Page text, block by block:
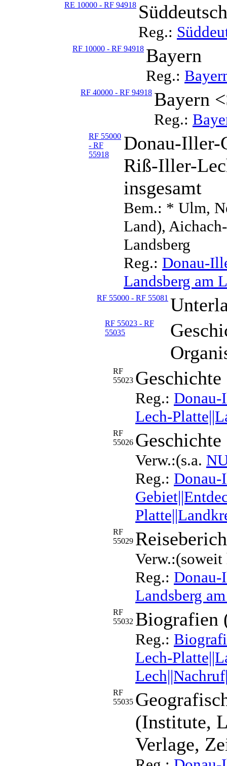
RE 10000 - RF 94918
Reg.:
RF 10000 - RF 94918 Bayern
Reg.:
RF 40000 - RF 94918 Bayern
Reg.:
RF 55000
- RF
55918
Donau-Iller-
Riß-Iller-
insgesamt
Bem.: * Ulm,
Land),
Landsberg
Reg.: Donau-
Landsberg am
RF 55000 - RF 55081
RF 55023 - RF
55035
RF
55023
Reg.: Donau-
Lech-
RF
55026
Verw.:(s.a.
Reg.:
RF
55029
Reg.: Donau-
Landsberg
RF
55032 Biografien
Reg.:
Lech-
RF
55035
(Institute,
Verlage,